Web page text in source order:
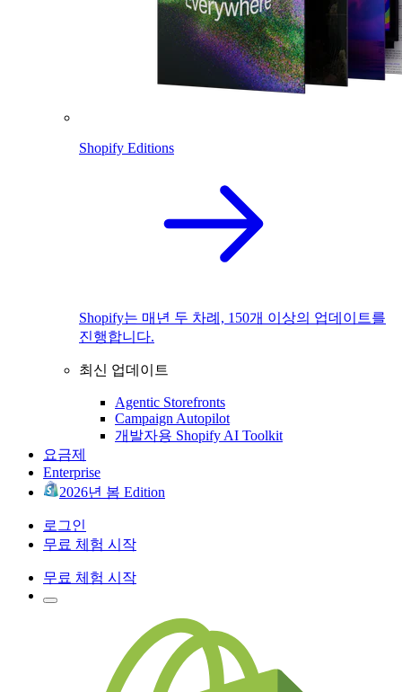
Shopify Editions
Shopify는 매년 두 차례, 150개 이상의 업데이트를
진행합니다.
최신 업데이트
Agentic Storefronts
Campaign Autopilot
개발자용 Shopify AI Toolkit
요금제
Enterprise
2026년 봄 Edition
로그인
무료 체험 시작
무료 체험 시작